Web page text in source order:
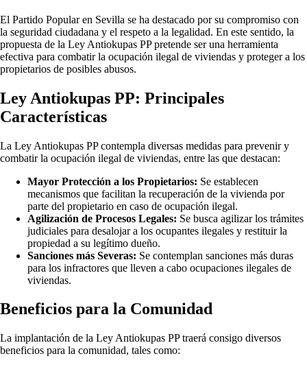
El Partido Popular en Sevilla se ha destacado por su compromiso con
la seguridad ciudadana y el respeto a la legalidad. En este sentido, la
propuesta de la Ley Antiokupas PP pretende ser una herramienta
efectiva para combatir la ocupación ilegal de viviendas y proteger a los
propietarios de posibles abusos.
Ley Antiokupas PP: Principales
Características
La Ley Antiokupas PP contempla diversas medidas para prevenir y
combatir la ocupación ilegal de viviendas, entre las que destacan:
Mayor Protección a los Propietarios: Se establecen
mecanismos que facilitan la recuperación de la vivienda por
parte del propietario en caso de ocupación ilegal.
Agilización de Procesos Legales: Se busca agilizar los trámites
judiciales para desalojar a los ocupantes ilegales y restituir la
propiedad a su legítimo dueño.
Sanciones más Severas: Se contemplan sanciones más duras
para los infractores que lleven a cabo ocupaciones ilegales de
viviendas.
Beneficios para la Comunidad
La implantación de la Ley Antiokupas PP traerá consigo diversos
beneficios para la comunidad, tales como: